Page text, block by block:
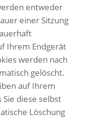
entweder
einer Sitzung
Ihrem Endgerät
werden nach
gelöscht.
auf Ihrem
diese selbst
Löschung